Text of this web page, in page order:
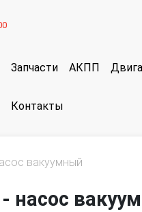
Запчасти АКПП
Контакты
вакуумный
насос